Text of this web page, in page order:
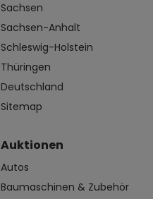
Sachsen
Sachsen-Anhalt
Schleswig-Holstein
Thüringen
Deutschland
Sitemap
Auktionen
Autos
Baumaschinen & Zubehör